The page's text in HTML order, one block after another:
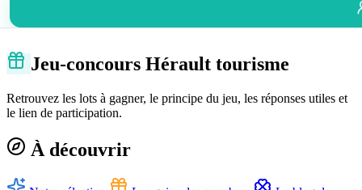
Jeu-concours Hérault tourisme
Retrouvez les lots à gagner, le principe du jeu, les réponses utiles et
le lien de participation.
À découvrir